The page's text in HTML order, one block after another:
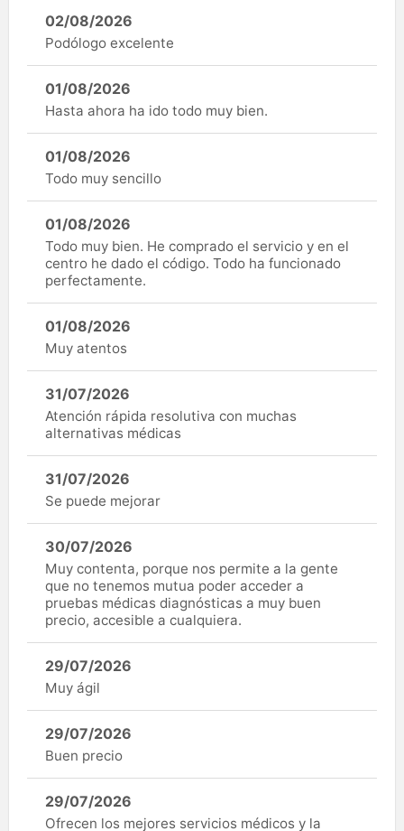
02/08/2026
Podólogo excelente
01/08/2026
Hasta ahora ha ido todo muy bien.
01/08/2026
Todo muy sencillo
01/08/2026
Todo muy bien. He comprado el servicio y en el
centro he dado el código. Todo ha funcionado
perfectamente.
01/08/2026
Muy atentos
31/07/2026
Atención rápida resolutiva con muchas
alternativas médicas
31/07/2026
Se puede mejorar
30/07/2026
Muy contenta, porque nos permite a la gente
que no tenemos mutua poder acceder a
pruebas médicas diagnósticas a muy buen
precio, accesible a cualquiera.
29/07/2026
Muy ágil
29/07/2026
Buen precio
29/07/2026
Ofrecen los mejores servicios médicos y la